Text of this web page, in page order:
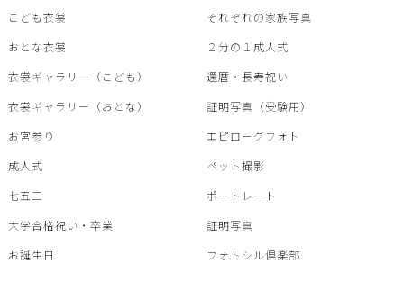
こども衣裳
おとな衣裳
衣裳ギャラリー（こども）
衣裳ギャラリー（おとな）
お宮参り
成人式
七五三
大学合格祝い・卒業
お誕生日
それぞれの家族写真
２分の１成人式
還暦・⾧寿祝い
証明写真（受験用）
エピローグフォト
ペット撮影
ポートレート
証明写真
フォトシル倶楽部